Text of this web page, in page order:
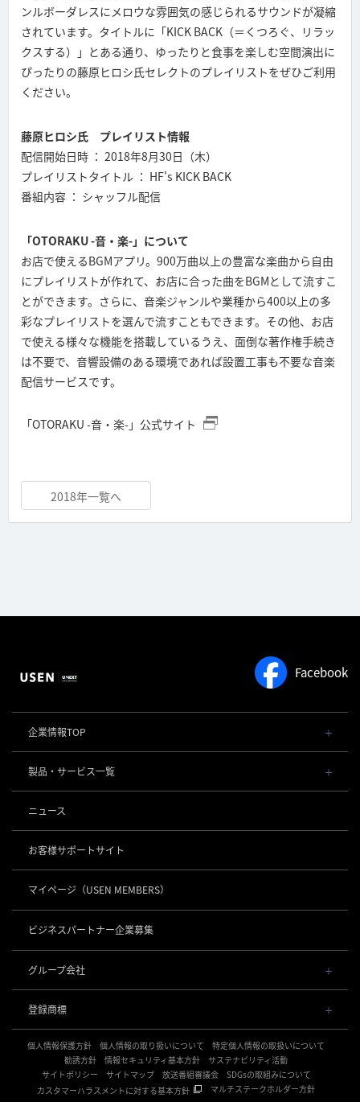
ンルボーダレスにメロウな雰囲気の感じられるサウンドが凝縮
されています。タイトルに「KICK BACK（＝くつろぐ、リラッ
クスする）」とある通り、ゆったりと食事を楽しむ空間演出に
ぴったりの藤原ヒロシ氏セレクトのプレイリストをぜひご利用
ください。
藤原ヒロシ氏 プレイリスト情報
配信開始日時 ： 2018年8月30日（木）
プレイリストタイトル ： HF's KICK BACK
番組内容 ： シャッフル配信
「OTORAKU -音・楽-」について
お店で使えるBGMアプリ。900万曲以上の豊富な楽曲から自由
にプレイリストが作れて、お店に合った曲をBGMとして流すこ
とができます。さらに、音楽ジャンルや業種から400以上の多
彩なプレイリストを選んで流すこともできます。その他、お店
で使える様々な機能を搭載しているうえ、面倒な著作権手続き
は不要で、音響設備のある環境であれば設置工事も不要な音楽
配信サービスです。
「OTORAKU -音・楽-」公式サイト
2018年一覧へ
Facebook
企業情報TOP
会社概要・役員一覧
事業内容
社長メッセージ
事業所一覧
店舗DX
グループ会社
製品・サービス一覧
POSレジ 他
USENレジ
USENセルフレジ
USENレジTAB HEALTHCARE
USEN ハンディ
USEN Mobile Order
USEN Tablet Order
USEN Order & Pay
USEN My Menu Premium
キャッシュレス決済
USEN PAY
USEN PAY QR
KettyBot Pro（配膳）
PuduBot2（配膳）
BellaBot Pro（配膳）
PUDU T300（運搬）
PUDU CC1（清掃）
KLEENBOT C30（清掃）
PUDU MT1（清掃）
集客・予約
USEN SMART RESERVE
ヒトサラ
サロン向け予約システム
「USEN RESERVE BEAUTY」
⁩音楽配信
USEN MUSIC Entertainment
OTORAKU -音・楽-
CM録音機能つきBGM
海外店舗BGM
複数店舗の配信管理
通信
USEN AIR UNLIMITED
USEN AIR
USEN光
USEN Wi-Fi
USEN PHONE
防犯カメラ
USEN Camera
サイネージ
お役立ち情報
ニュース
お客様サポートサイト
マイページ （USEN MEMBERS）
ビジネスパートナー企業募集
グループ会社
USEN & U-NEXT GROUP
株式会社 U-NEXT HOLDINGS
登録商標
登録第７０２６８８０号
登録第６６５８３１３号
登録第６６１８６０３号
登録第６３８６７４６号
個人情報保護方針 個人情報の取り扱いについて
特定個人情報の取扱いについて
勧誘方針
情報セキュリティ基本方針
サステナビリティ活動
サイトポリシー
サイトマップ 放送番組審議会
SDGsの取組みについて
カスタマーハラスメントに対する基本方針
マルチステークホルダー方針